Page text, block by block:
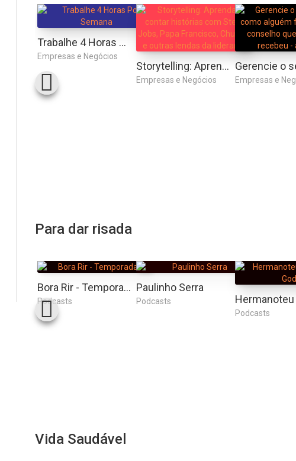
Trabalhe 4 Horas Por Semana
Empresas e Negócios
Storytelling: Aprenda a contar histórias com Steve Jobs, Papa Francisco, Churchill e outras lendas da liderança
Empresas e Negócios Empresas e
Para dar risada
Bora Rir - Temporada 1
Podcasts
Paulinho Serra
Podcasts
Podcasts
Vida Saudável